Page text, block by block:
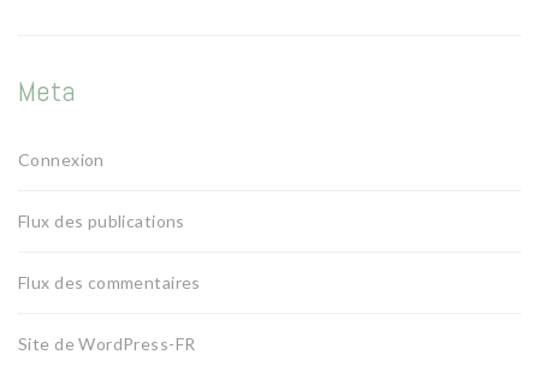
Meta
Connexion
Flux des publications
Flux des commentaires
Site de WordPress-FR